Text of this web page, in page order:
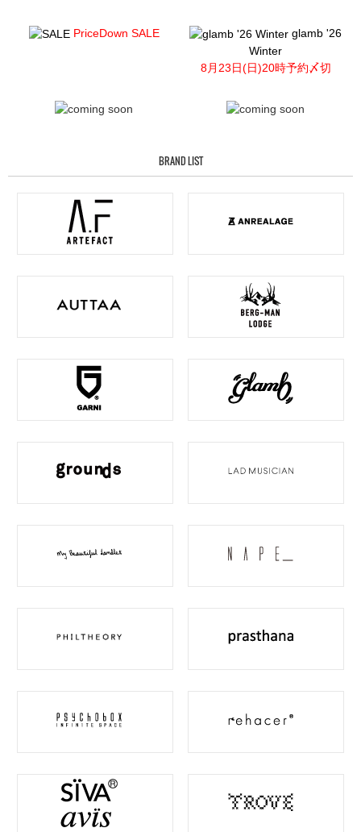
PriceDown SALE
glamb '26
Winter
8月23日(日)20時予約〆切
BRAND LIST